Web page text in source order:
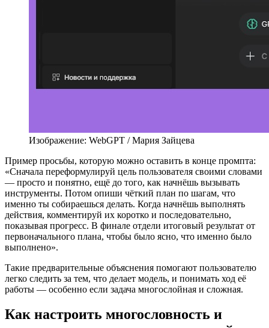
Изображение: WebGPT / Мария Зайцева
Пример просьбы, которую можно оставить в конце промпта:
«Сначала переформулируй цель пользователя своими словами
— просто и понятно, ещё до того, как начнёшь вызывать
инструменты. Потом опиши чёткий план по шагам, что
именно ты собираешься делать. Когда начнёшь выполнять
действия, комментируй их коротко и последовательно,
показывая прогресс. В финале отдели итоговый результат от
первоначального плана, чтобы было ясно, что именно было
выполнено».
Такие предварительные объяснения помогают пользователю
легко следить за тем, что делает модель, и понимать ход её
работы — особенно если задача многослойная и сложная.
Как настроить многословность и